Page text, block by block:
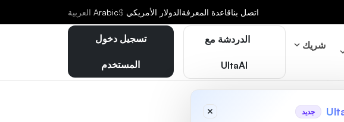
اتصل بناقاعدة المعرفةالدولار الأمريكي $
Arabic العربية
شريك الدردشة مع
UltaAI
جديد
تسجيل دخول
المستخدم